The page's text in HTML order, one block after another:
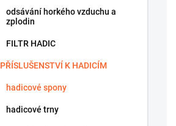
odsávání horkého vzduchu a
zplodin
FILTR HADIC
PŘÍSLUŠENSTVÍ K HADICÍM
hadicové spony
hadicové trny